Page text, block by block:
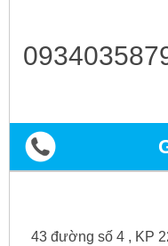
43 đường số 4 , KP